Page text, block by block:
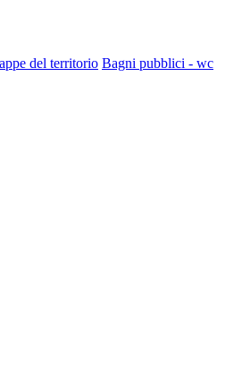
del territorio Bagni pubblici - wc